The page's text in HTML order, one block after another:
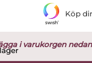
i varukorgen
Köp